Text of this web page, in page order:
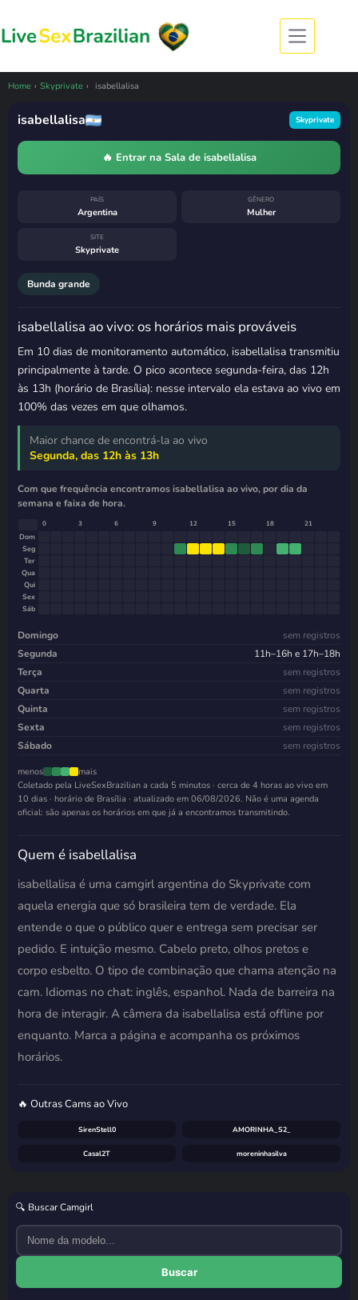
Home › Skyprivate › isabellalisa
isabellalisa esteve ao vivo
isabellalisa Skyprivate
🔥 Entrar na Sala de isabellalisa
PAÍS
Argentina
GÊNERO
Mulher
SITE
Skyprivate
Bunda grande
isabellalisa ao vivo: os horários mais prováveis
Em 10 dias de monitoramento automático, isabellalisa transmitiu
principalmente à tarde. O pico acontece segunda-feira, das 12h
às 13h (horário de Brasília): nesse intervalo ela estava ao vivo em
100% das vezes em que olhamos.
Maior chance de encontrá-la ao vivo
Segunda, das 12h às 13h
Com que frequência encontramos isabellalisa ao vivo, por dia da
semana e faixa de hora.
0 3 6 9 12 15 18 21
Dom
Seg
Ter
Qua
Qui
Sex
Sáb
Domingo
sem registros
Segunda
11h–16h e 17h–18h
Terça
sem registros
Quarta
sem registros
Quinta
sem registros
Sexta
sem registros
Sábado
sem registros
menos
mais
Coletado pela LiveSexBrazilian a cada 5 minutos · cerca de 4 horas ao vivo em
10 dias · horário de Brasília · atualizado em 06/08/2026. Não é uma agenda
oficial: são apenas os horários em que já a encontramos transmitindo.
Quem é isabellalisa
isabellalisa é uma camgirl argentina do Skyprivate com
aquela energia que só brasileira tem de verdade. Ela
entende o que o público quer e entrega sem precisar ser
pedido. E intuição mesmo. Cabelo preto, olhos pretos e
corpo esbelto. O tipo de combinação que chama atenção na
cam. Idiomas no chat: inglês, espanhol. Nada de barreira na
hora de interagir. A câmera da isabellalisa está offline por
enquanto. Marca a página e acompanha os próximos
horários.
🔥 Outras Cams ao Vivo
SirenStell0 AMORINHA_S2_
Casal2T moreninhasilva
🔍 Buscar Camgirl
Buscar